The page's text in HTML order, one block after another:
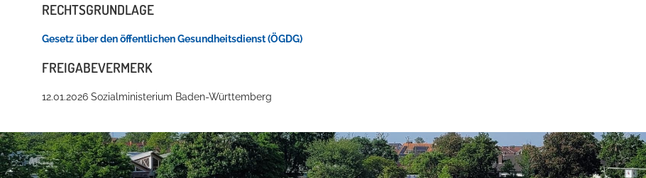
Konzerte, Tagungen und vieles mehr
Die Stadthalle Hockenheim bietet den perfekten Standort für Events aller Art!
mehr dazu...
RECHTSGRUNDLAGE
Gesetz über den öffentlichen Gesundheitsdienst (ÖGDG)
FREIGABEVERMERK
12.01.2026 Sozialministerium Baden-Württemberg
Anschrift und Bankverbindung Kontakt Öffnungszeiten